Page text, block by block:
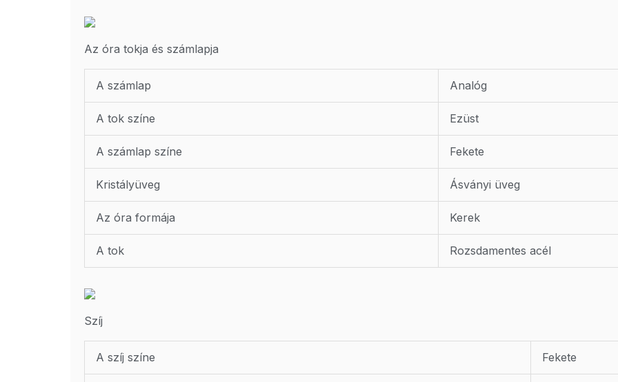
Az óra tokja és számlapja
A számlap Analóg
A tok színe Ezüst
A számlap színe Fekete
Kristályüveg Ásványi üveg
Az óra formája Kerek
A tok Rozsdamentes acél
Szíj
A szíj színe Fekete